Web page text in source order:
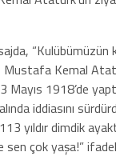
“Kulübümüzün
Mustafa Kemal
1918’de
iddiasını
yıldır dimdik
çok yaşa!”